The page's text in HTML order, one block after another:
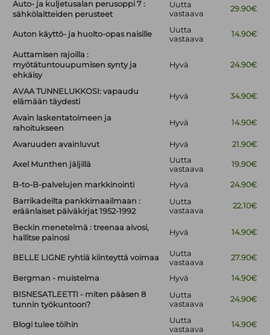
Auto- ja kuljetusalan perusoppi 7 :
sähkölaitteiden perusteet
Uutta
vastaava
29.90€
Auton käyttö- ja huolto-opas naisille
Uutta
vastaava
14.90€
Auttamisen rajoilla :
myötätuntouupumisen synty ja
ehkäisy
Hyvä 24.90€
AVAA TUNNELUKKOSI: vapaudu
elämään täydesti
Hyvä 34.90€
Avain laskentatoimeen ja
rahoitukseen
Hyvä 14.90€
Avaruuden avainluvut Hyvä 21.90€
Axel Munthen jäljillä
Uutta
vastaava
19.90€
B-to-B-palvelujen markkinointi Hyvä
24.90€
Barrikadeilta pankkimaailmaan :
eräänlaiset päiväkirjat 1952-1992
Uutta
vastaava
22.10€
Beckin menetelmä : treenaa aivosi,
hallitse painosi
Hyvä 14.90€
BELLE LIGNE ryhtiä kiinteyttä voimaa
Uutta
vastaava
27.90€
Bergman - muistelma Hyvä
14.90€
BISNESATLEETTI - miten pääsen 8
tunnin työkuntoon?
Uutta
vastaava
24.90€
Blogi tulee töihin
Uutta
vastaava
14.90€